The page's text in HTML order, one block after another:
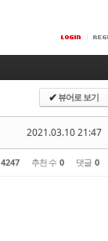
✔뷰어로 보기
2021.03.10 21:47
4247 추천 수 0 댓글 0